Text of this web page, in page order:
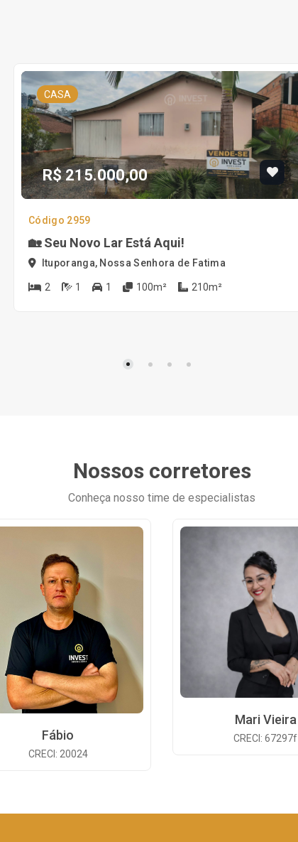
CASA
R$ 215.000,00
Código 2959
🏡 Seu Novo Lar Está Aqui!
Ituporanga, Nossa Senhora de Fatima
2 1 1 100m² 210m²
Nossos corretores
Conheça nosso time de especialistas
Fábio
CRECI: 20024
Mari Vieira
CRECI: 67297f